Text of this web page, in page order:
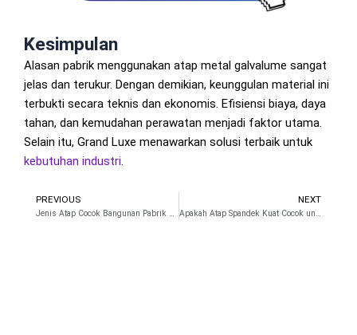
Kesimpulan
Alasan pabrik menggunakan atap metal galvalume sangat
jelas dan terukur. Dengan demikian, keunggulan material ini
terbukti secara teknis dan ekonomis. Efisiensi biaya, daya
tahan, dan kemudahan perawatan menjadi faktor utama.
Selain itu, Grand Luxe menawarkan solusi terbaik untuk
kebutuhan industri.
Prev
PREVIOUS NEXT